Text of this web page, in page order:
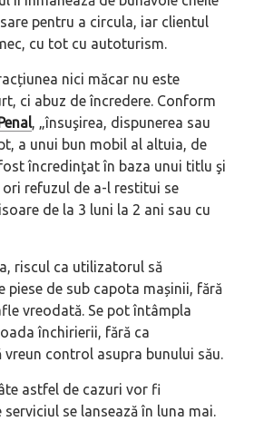
pentru a circula, iar clientul
cu tot cu autoturism.
nici măcar nu este
ci abuz de încredere. Conform
, „însuşirea, dispunerea sau
a unui bun mobil al altuia, de
încredinţat în baza unui titlu şi
refuzul de a-l restitui se
de la 3 luni la 2 ani sau cu
riscul ca utilizatorul să
piese de sub capota mașinii, fără
vreodată. Se pot întâmpla
închirierii, fără ca
vreun control asupra bunului său.
astfel de cazuri vor fi
se lansează în luna mai.